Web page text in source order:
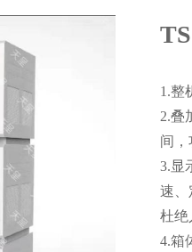
1.整
2.叠
间，
3.显
速、
杜绝
4.箱